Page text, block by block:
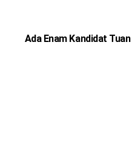
Ada Enam Kandidat